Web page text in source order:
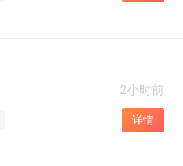
2小时前
详情